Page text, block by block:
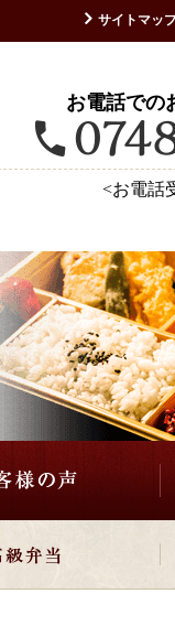
サイトマッ
お電話での
<お電話